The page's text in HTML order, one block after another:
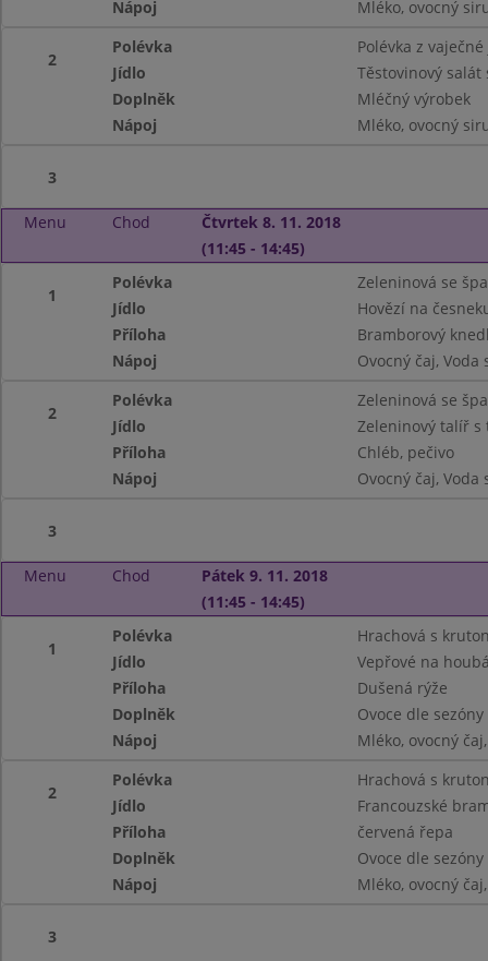
Nápoj
Mléko, ovocný
2
Polévka
Polévka z
Jídlo
Těstovinový
Doplněk
Mléčný výrobek
Nápoj
Mléko, ovocný
3
Menu Chod
Čtvrtek 8. 11. 2018
(11:45 - 14:45)
1
Polévka
Zeleninová se
Jídlo
Hovězí na
Příloha
Bramborový
Nápoj
Ovocný čaj, Voda
2
Polévka
Zeleninová se
Jídlo
Zeleninový talíř s
Příloha
Chléb, pečivo
Nápoj
Ovocný čaj, Voda
3
Menu Chod
Pátek 9. 11. 2018
(11:45 - 14:45)
1
Polévka
Hrachová s
Jídlo
Vepřové na
Příloha
Dušená rýže
Doplněk
Ovoce dle sezóny
Nápoj
Mléko, ovocný
2
Polévka
Hrachová s
Jídlo
Francouzské
Příloha
červená řepa
Doplněk
Ovoce dle sezóny
Nápoj
Mléko, ovocný
3